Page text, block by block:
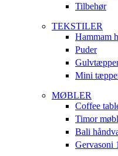
Tilbehør
TEKSTILER
Hammam
Puder
Mini
MØBLER
Coffee
Timor
Bali
Gervasoni